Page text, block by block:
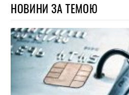
НОВИНИ ЗА ТЕМОЮ